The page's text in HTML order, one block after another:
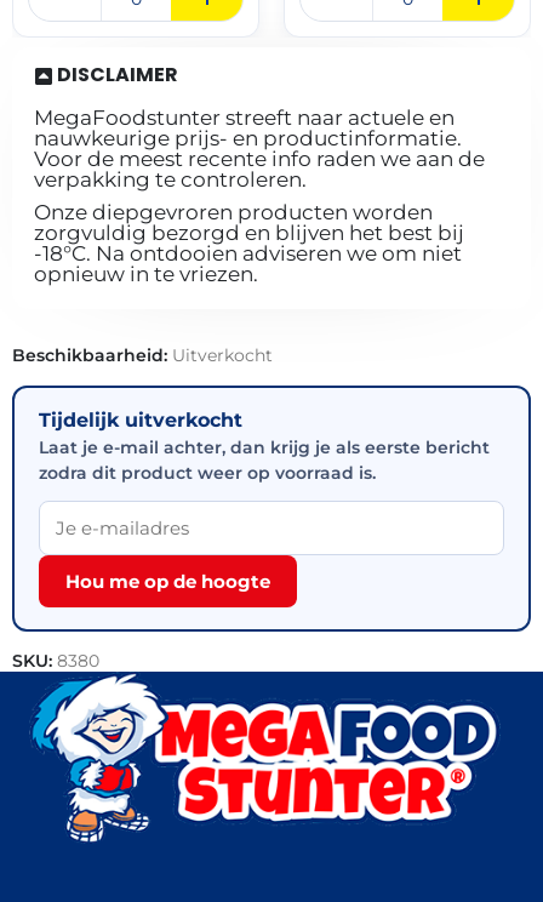
DISCLAIMER
MegaFoodstunter streeft naar actuele en
nauwkeurige prijs- en productinformatie.
Voor de meest recente info raden we aan de
verpakking te controleren.
Onze diepgevroren producten worden
zorgvuldig bezorgd en blijven het best bij
-18°C. Na ontdooien adviseren we om niet
opnieuw in te vriezen.
Beschikbaarheid: Uitverkocht
Tijdelijk uitverkocht
Laat je e-mail achter, dan krijg je als eerste bericht
zodra dit product weer op voorraad is.
Hou me op de hoogte
SKU: 8380
Categorieën:IJs